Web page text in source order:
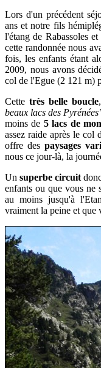
Lors d'un précédent
ans et notre fils
l'étang de Rabassoles
cette randonnée nous
fois, les enfants étant
2009, nous avons
col de l'Egue (2 121 m)
Cette très belle boucle
beaux lacs des
moins de 5 lacs de
assez raide après le col
offre despaysages
nous ce jour-là, la
Unsuperbe circuit
enfants ou que vous ne
au moins jusqu'à
vraiment la peine et que